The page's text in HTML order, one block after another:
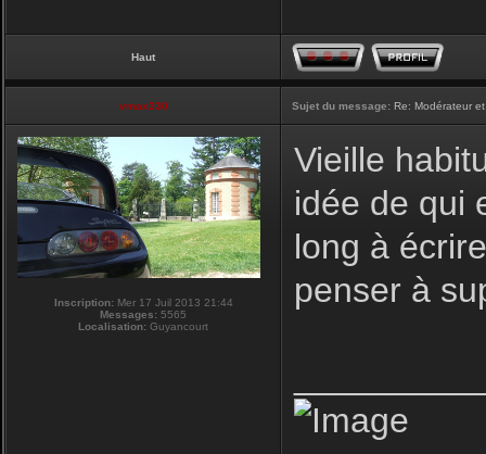
Haut
vmax330 Sujet du message: Re: Modérateur
Inscription:Mer 17 Juil 2013 21:44
Messages: 5565
Localisation: Guyancourt
Vieille
idée de qui
long à
penser à